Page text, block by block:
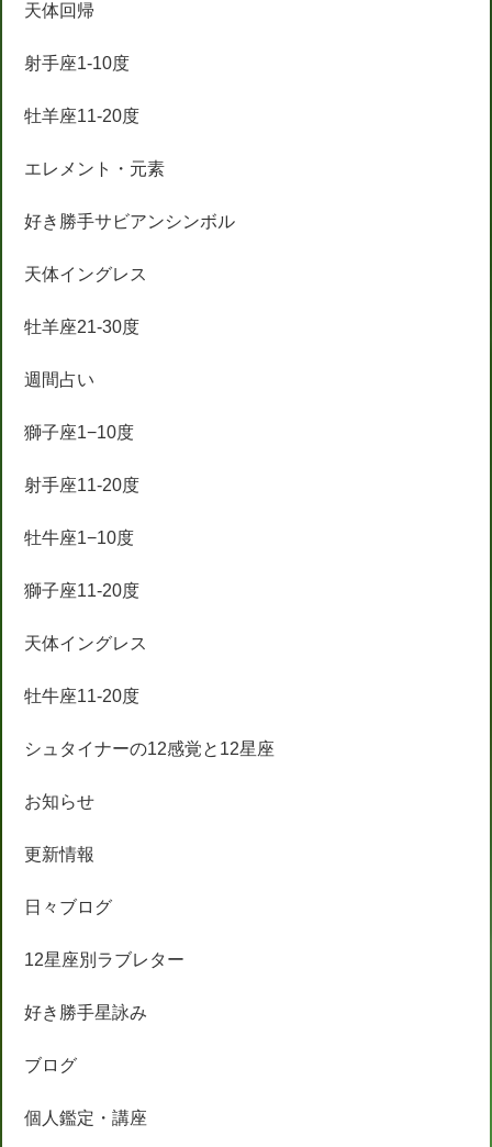
天体回帰
射手座1-10度
牡羊座11-20度
エレメント・元素
好き勝手サビアンシンボル
天体イングレス
牡羊座21-30度
週間占い
獅子座1−10度
射手座11-20度
牡牛座1−10度
獅子座11-20度
天体イングレス
牡牛座11-20度
シュタイナーの12感覚と12星座
お知らせ
更新情報
日々ブログ
12星座別ラブレター
好き勝手星詠み
ブログ
個人鑑定・講座